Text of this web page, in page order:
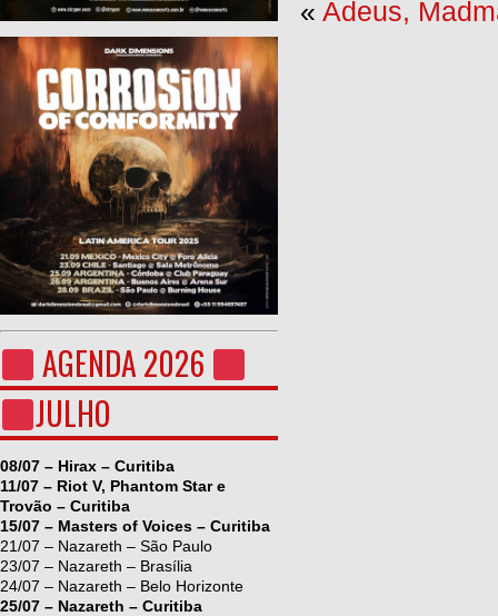
AGENDA 2026
JULHO
08/07 – Hirax – Curitiba
11/07 – Riot V, Phantom Star e
Trovão – Curitiba
15/07 – Masters of Voices – Curitiba
21/07 – Nazareth – São Paulo
23/07 – Nazareth – Brasília
24/07 – Nazareth – Belo Horizonte
25/07 – Nazareth – Curitiba
« Adeus,